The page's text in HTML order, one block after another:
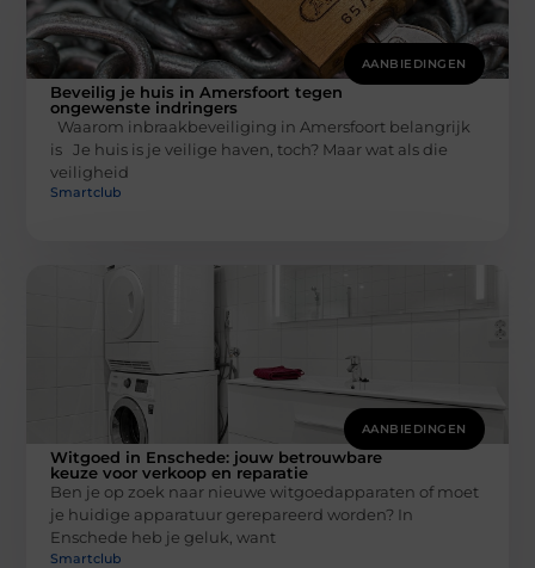
AANBIEDINGEN
Beveilig je huis in Amersfoort tegen
ongewenste indringers
Waarom inbraakbeveiliging in Amersfoort belangrijk
is Je huis is je veilige haven, toch? Maar wat als die
veiligheid
Smartclub
AANBIEDINGEN
Witgoed in Enschede: jouw betrouwbare
keuze voor verkoop en reparatie
Ben je op zoek naar nieuwe witgoedapparaten of moet
je huidige apparatuur gerepareerd worden? In
Enschede heb je geluk, want
Smartclub